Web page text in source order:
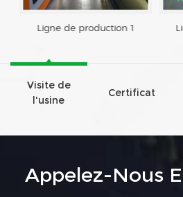
Ligne de production 1
Visite de
l'usine
Certificat
Appelez-Nous